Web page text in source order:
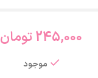
245,000تومان
موجود